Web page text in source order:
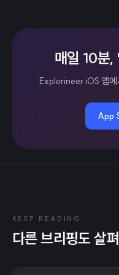
매일 10분,
Explorineer iOS 앱에
App
KEEP READING
다른 브리핑도 살